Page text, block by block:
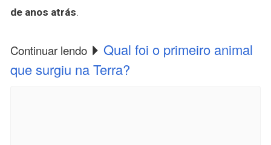
de anos atrás.
Continuar lendo
Qual foi o primeiro animal
que surgiu na Terra?